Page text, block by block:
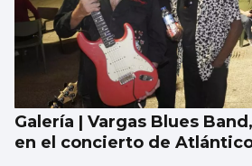
Galería | Vargas Blues
en el concierto de